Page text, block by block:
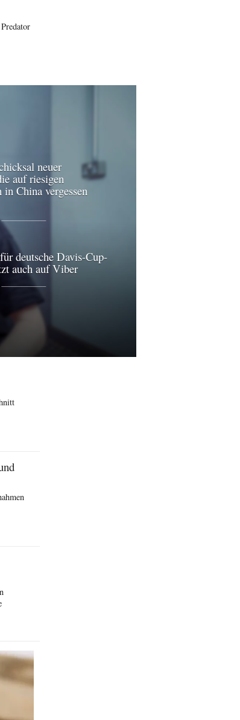
neuer
auf riesigen
China vergessen
deutsche Davis-Cup-
auch auf Viber